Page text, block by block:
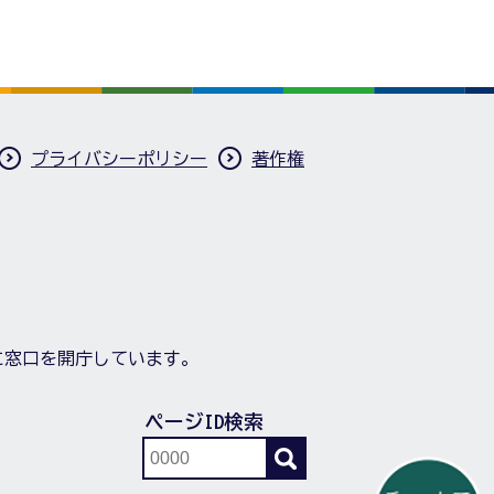
プライバシーポリシー 著作権
口を開庁しています。
ページID検索